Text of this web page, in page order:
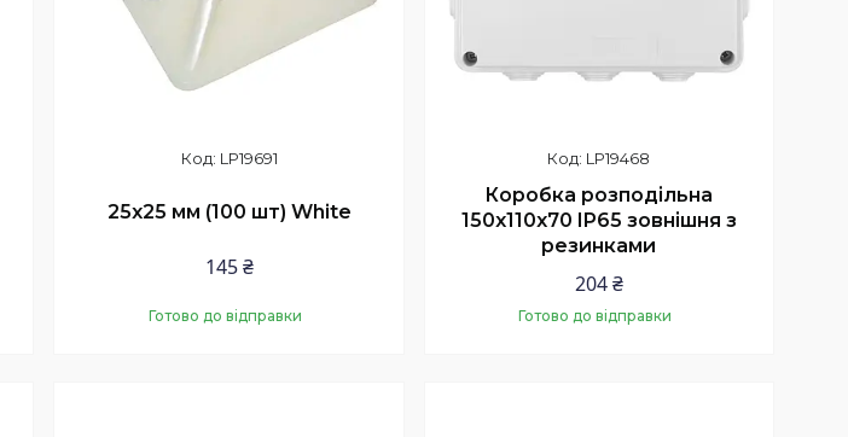
LP19691
25х25 мм (100 шт) White
145 ₴
Готово до відправки
LP19468
Коробка розподільна
150х110х70 IP65 зовнішня з
резинками
204 ₴
Готово до відправки